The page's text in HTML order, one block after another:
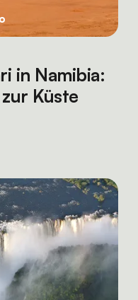
in Namibia:
Küste